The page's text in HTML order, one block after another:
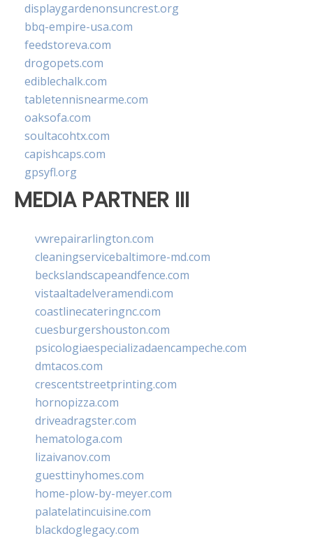
displaygardenonsuncrest.org
bbq-empire-usa.com
feedstoreva.com
drogopets.com
ediblechalk.com
tabletennisnearme.com
oaksofa.com
soultacohtx.com
capishcaps.com
gpsyfl.org
MEDIA PARTNER III
vwrepairarlington.com
cleaningservicebaltimore-md.com
beckslandscapeandfence.com
vistaaltadelveramendi.com
coastlinecateringnc.com
cuesburgershouston.com
psicologiaespecializadaencampeche.com
dmtacos.com
crescentstreetprinting.com
hornopizza.com
driveadragster.com
hematologa.com
lizaivanov.com
guesttinyhomes.com
home-plow-by-meyer.com
palatelatincuisine.com
blackdoglegacy.com